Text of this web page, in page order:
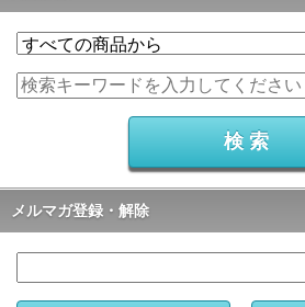
メルマガ登録・解除